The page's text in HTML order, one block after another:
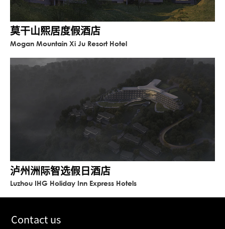
莫干山熙居度假酒店
Mogan Mountain Xi Ju Resort Hotel
泸州洲际智选假日酒店
Luzhou IHG Holiday Inn Express Hotels
Contact us